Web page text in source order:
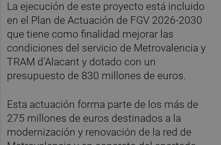
La ejecución de este proyecto está incluido
en el Plan de Actuación de FGV 2026-2030
que tiene como finalidad mejorar las
condiciones del servicio de Metrovalencia y
TRAM d’Alacant y dotado con un
presupuesto de 830 millones de euros.
Esta actuación forma parte de los más de
275 millones de euros destinados a la
modernización y renovación de la red de